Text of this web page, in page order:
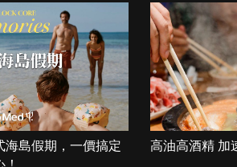
海島假期，一價搞定
高油高酒精 加